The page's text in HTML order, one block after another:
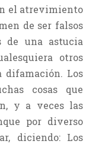
el atrevimiento
de ser falsos
de una astucia
otros
difamación. Los
cosas que
y a veces las
por diverso
diciendo: Los